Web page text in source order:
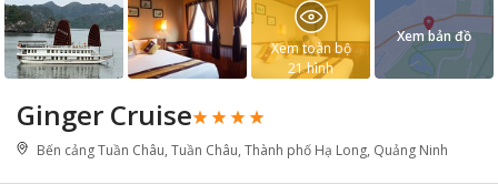
Ginger Cruise
Bến cảng Tuần Châu, Tuần Châu, Thành phố Hạ Long, Quảng Ninh
Xem toàn bộ
21hình
Xem bản đồ